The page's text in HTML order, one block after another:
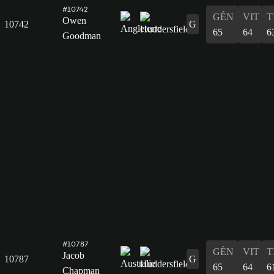
10742
#10742
Owen
Goodman
G
GÉN
65
VIT
64
10787
#10787
Jacob
Chapman
G
GÉN
65
VIT
64